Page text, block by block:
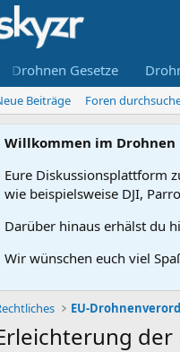
Drohnen Gesetze
Beiträge Foren
Willkommen im Drohnen
Eure Diskussionsplattform
wie beispielsweise DJI,
Darüber hinaus erhälst du
Wir wünschen euch viel
EU-